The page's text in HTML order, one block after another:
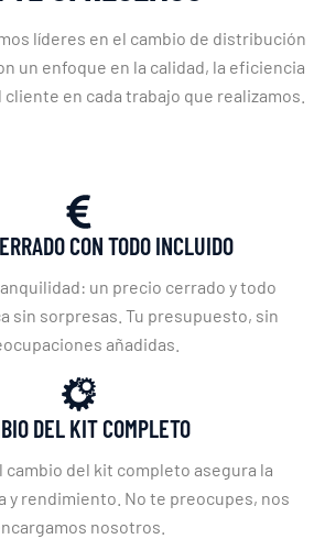
líderes en el cambio de distribución
un enfoque en la calidad, la eficiencia
en cada trabajo que realizamos.
CON TODO INCLUIDO
un precio cerrado y todo
sin sorpresas. Tu presupuesto, sin
añadidas.
DEL KIT COMPLETO
cambio del kit completo asegura la
y rendimiento. No te preocupes, nos
nosotros.